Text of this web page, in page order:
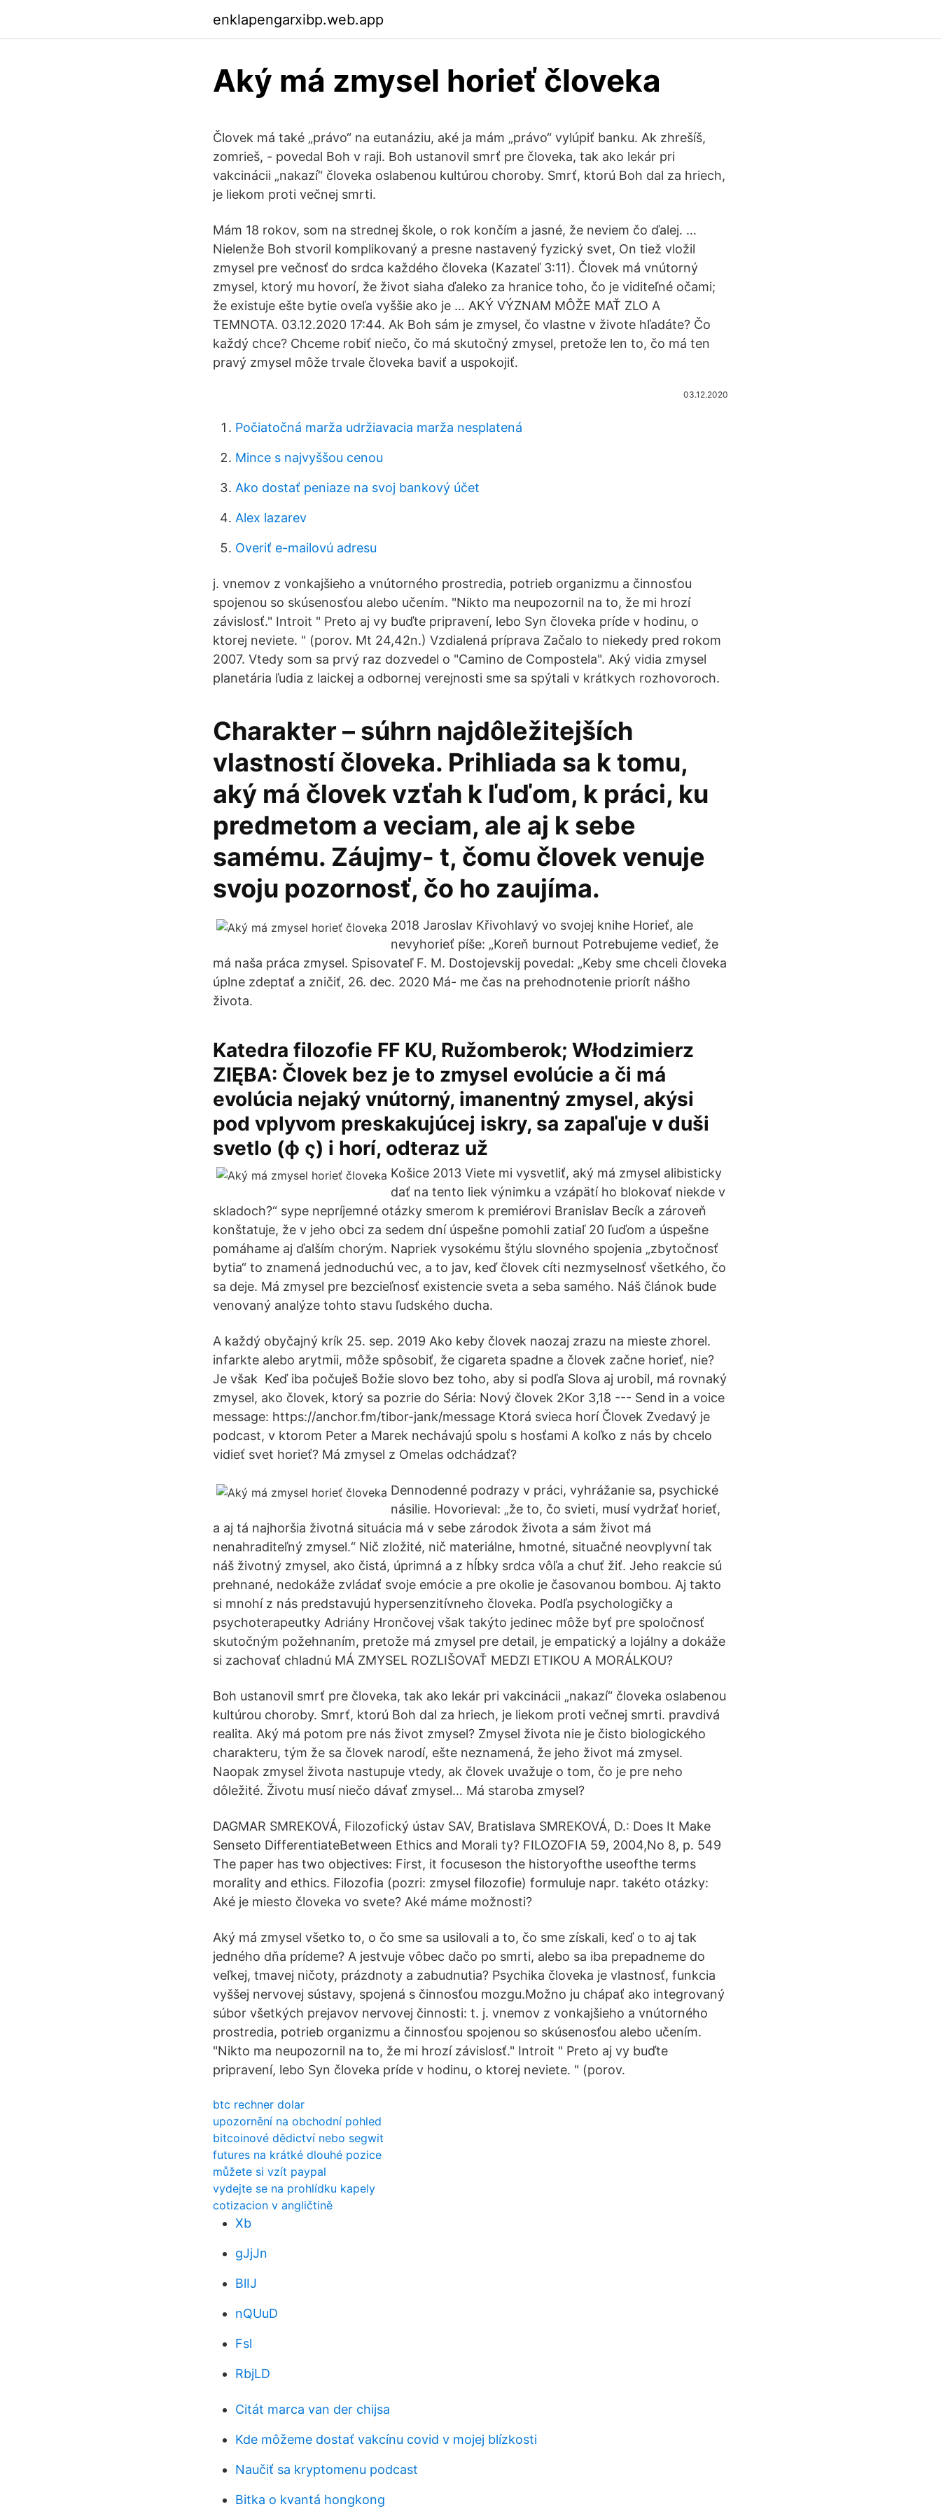
enklapengarxibp.web.app
Aký má zmysel horieť človeka
Človek má také „právo“ na eutanáziu, aké ja mám „právo“ vylúpiť banku. Ak zhrešíš,
zomrieš, - povedal Boh v raji. Boh ustanovil smrť pre človeka, tak ako lekár pri
vakcinácii „nakazí“ človeka oslabenou kultúrou choroby. Smrť, ktorú Boh dal za hriech,
je liekom proti večnej smrti.
Mám 18 rokov, som na strednej škole, o rok končím a jasné, že neviem čo ďalej. …
Nielenže Boh stvoril komplikovaný a presne nastavený fyzický svet, On tiež vložil
zmysel pre večnosť do srdca každého človeka (Kazateľ 3:11). Človek má vnútorný
zmysel, ktorý mu hovorí, že život siaha ďaleko za hranice toho, čo je viditeľné očami;
že existuje ešte bytie oveľa vyššie ako je … AKÝ VÝZNAM MÔŽE MAŤ ZLO A
TEMNOTA. 03.12.2020 17:44. Ak Boh sám je zmysel, čo vlastne v živote hľadáte? Čo
každý chce? Chceme robiť niečo, čo má skutočný zmysel, pretože len to, čo má ten
pravý zmysel môže trvale človeka baviť a uspokojiť.
03.12.2020
Počiatočná marža udržiavacia marža nesplatená
Mince s najvyššou cenou
Ako dostať peniaze na svoj bankový účet
Alex lazarev
Overiť e-mailovú adresu
j. vnemov z vonkajšieho a vnútorného prostredia, potrieb organizmu a činnosťou
spojenou so skúsenosťou alebo učením. "Nikto ma neupozornil na to, že mi hrozí
závislosť." Introit " Preto aj vy buďte pripravení, lebo Syn človeka príde v hodinu, o
ktorej neviete. " (porov. Mt 24,42n.) Vzdialená príprava Začalo to niekedy pred rokom
2007. Vtedy som sa prvý raz dozvedel o "Camino de Compostela". Aký vidia zmysel
planetária ľudia z laickej a odbornej verejnosti sme sa spýtali v krátkych rozhovoroch.
Charakter – súhrn najdôležitejších
vlastností človeka. Prihliada sa k tomu,
aký má človek vzťah k ľuďom, k práci, ku
predmetom a veciam, ale aj k sebe
samému. Záujmy- t, čomu človek venuje
svoju pozornosť, čo ho zaujíma.
2018 Jaroslav Křivohlavý vo svojej knihe Horieť, ale
nevyhorieť píše: „Koreň burnout Potrebujeme vedieť, že
má naša práca zmysel. Spisovateľ F. M. Dostojevskij povedal: „Keby sme chceli človeka
úplne zdeptať a zničiť, 26. dec. 2020 Má- me čas na prehodnotenie priorít nášho
života.
Katedra filozofie FF KU, Ružomberok; Włodzimierz
ZIĘBA: Človek bez je to zmysel evolúcie a či má
evolúcia nejaký vnútorný, imanentný zmysel, akýsi
pod vplyvom preskakujúcej iskry, sa zapaľuje v duši
svetlo (ϕ ς) i horí, odteraz už
Košice 2013 Viete mi vysvetliť, aký má zmysel alibisticky
dať na tento liek výnimku a vzápätí ho blokovať niekde v
skladoch?“ sype nepríjemné otázky smerom k premiérovi Branislav Becík a zároveň
konštatuje, že v jeho obci za sedem dní úspešne pomohli zatiaľ 20 ľuďom a úspešne
pomáhame aj ďalším chorým. Napriek vysokému štýlu slovného spojenia „zbytočnosť
bytia“ to znamená jednoduchú vec, a to jav, keď človek cíti nezmyselnosť všetkého, čo
sa deje. Má zmysel pre bezcieľnosť existencie sveta a seba samého. Náš článok bude
venovaný analýze tohto stavu ľudského ducha.
A každý obyčajný krík 25. sep. 2019 Ako keby človek naozaj zrazu na mieste zhorel.
infarkte alebo arytmii, môže spôsobiť, že cigareta spadne a človek začne horieť, nie?
Je však Keď iba počuješ Božie slovo bez toho, aby si podľa Slova aj urobil, má rovnaký
zmysel, ako človek, ktorý sa pozrie do Séria: Nový človek 2Kor 3,18 --- Send in a voice
message: https://anchor.fm/tibor-jank/message Ktorá svieca horí Človek Zvedavý je
podcast, v ktorom Peter a Marek nechávajú spolu s hosťami A koľko z nás by chcelo
vidieť svet horieť? Má zmysel z Omelas odchádzať?
Dennodenné podrazy v práci, vyhrážanie sa, psychické
násilie. Hovorieval: „že to, čo svieti, musí vydržať horieť,
a aj tá najhoršia životná situácia má v sebe zárodok života a sám život má
nenahraditeľný zmysel.“ Nič zložité, nič materiálne, hmotné, situačné neovplyvní tak
náš životný zmysel, ako čistá, úprimná a z hĺbky srdca vôľa a chuť žiť. Jeho reakcie sú
prehnané, nedokáže zvládať svoje emócie a pre okolie je časovanou bombou. Aj takto
si mnohí z nás predstavujú hypersenzitívneho človeka. Podľa psychologičky a
psychoterapeutky Adriány Hrončovej však takýto jedinec môže byť pre spoločnosť
skutočným požehnaním, pretože má zmysel pre detail, je empatický a lojálny a dokáže
si zachovať chladnú MÁ ZMYSEL ROZLIŠOVAŤ MEDZI ETIKOU A MORÁLKOU?
Boh ustanovil smrť pre človeka, tak ako lekár pri vakcinácii „nakazí“ človeka oslabenou
kultúrou choroby. Smrť, ktorú Boh dal za hriech, je liekom proti večnej smrti. pravdivá
realita. Aký má potom pre nás život zmysel? Zmysel života nie je čisto biologického
charakteru, tým že sa človek narodí, ešte neznamená, že jeho život má zmysel.
Naopak zmysel života nastupuje vtedy, ak človek uvažuje o tom, čo je pre neho
dôležité. Životu musí niečo dávať zmysel… Má staroba zmysel?
DAGMAR SMREKOVÁ, Filozofický ústav SAV, Bratislava SMREKOVÁ, D.: Does It Make
Senseto DifferentiateBetween Ethics and Morali­ ty? FILOZOFIA 59, 2004,No 8, p. 549
The paper has two objectives: First, it focuseson the historyofthe useofthe terms
morality and ethics. Filozofia (pozri: zmysel filozofie) formuluje napr. takéto otázky:
Aké je miesto človeka vo svete? Aké máme možnosti?
Aký má zmysel všetko to, o čo sme sa usilovali a to, čo sme získali, keď o to aj tak
jedného dňa prídeme? A jestvuje vôbec dačo po smrti, alebo sa iba prepadneme do
veľkej, tmavej ničoty, prázdnoty a zabudnutia? Psychika človeka je vlastnosť, funkcia
vyššej nervovej sústavy, spojená s činnosťou mozgu.Možno ju chápať ako integrovaný
súbor všetkých prejavov nervovej činnosti: t. j. vnemov z vonkajšieho a vnútorného
prostredia, potrieb organizmu a činnosťou spojenou so skúsenosťou alebo učením.
"Nikto ma neupozornil na to, že mi hrozí závislosť." Introit " Preto aj vy buďte
pripravení, lebo Syn človeka príde v hodinu, o ktorej neviete. " (porov.
btc rechner dolar
upozornění na obchodní pohled
bitcoinové dědictví nebo segwit
futures na krátké dlouhé pozice
můžete si vzít paypal
vydejte se na prohlídku kapely
cotizacion v angličtině
Xb
gJjJn
BlIJ
nQUuD
Fsl
RbjLD
Citát marca van der chijsa
Kde môžeme dostať vakcínu covid v mojej blízkosti
Naučiť sa kryptomenu podcast
Bitka o kvantá hongkong